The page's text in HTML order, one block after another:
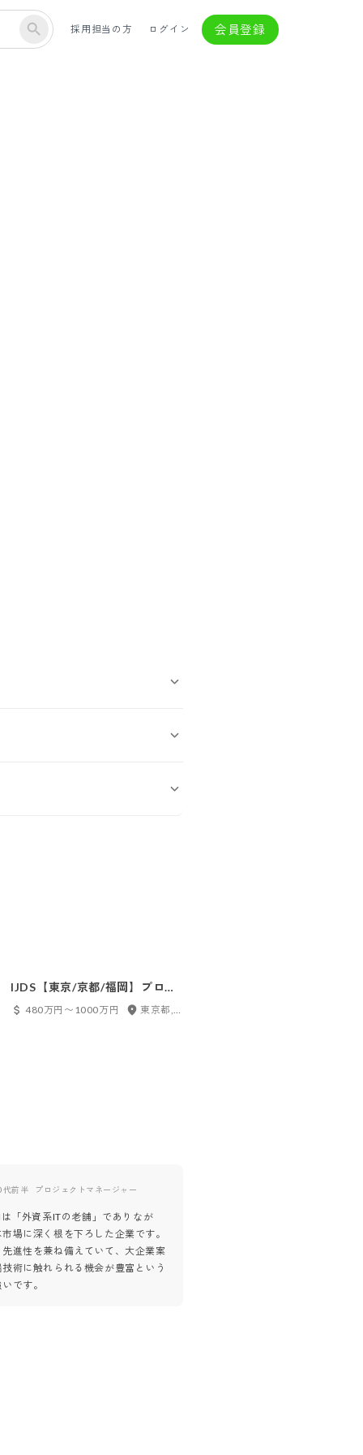
採用担当の方 ログイン 会員登録
IJDS【東京/京都/福岡】プロジ
ェクトマネージャー/アーキテク
480万円〜1000万円 東京都, 京都府
代前半 プロジェクトマネージャー
「外資系ITの老舗」でありなが
市場に深く根を下ろした企業です。
先進性を兼ね備えていて、大企業案
術に触れられる機会が豊富という
です。